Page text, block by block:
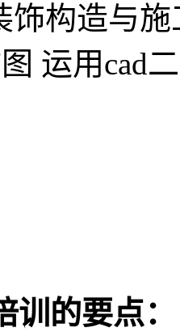
饰构造与
运用cad
的要点：